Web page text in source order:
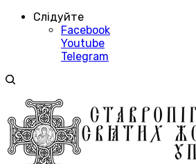
Слідуйте
Facebook
Youtube
Telegram